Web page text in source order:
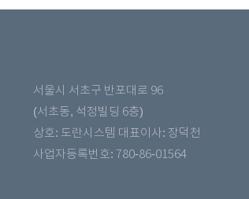
서울시 서초구 반포대로 96
(서초동, 석정빌딩 6층)
상호: 도란시스템 대표이사: 장덕천
사업자등록번호: 780-86-01564